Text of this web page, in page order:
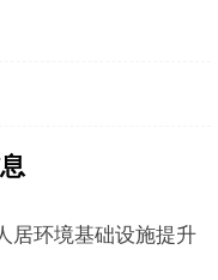
居环境基础设施提升